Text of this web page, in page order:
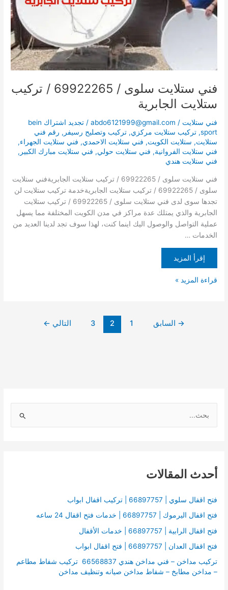
فني ستلايت سلوى / 69922265 / تركيب
ستلايت الجابرية
فني ستلايت /
abdo6121999@gmail.com
/
تجديد اشتراك bein
sport
,تركيب ستلايت مركزي,تركيب وتصليح رسيفر , رقم فني
ستلايت, ستلايت الكويت, فني ستلايت الاحمدي, فني ستلايت الجهراء,
فني ستلايت الفروانية, فني ستلايت حولي, فني ستلايت مبارك الكبير ,
فني ستلايت هندي
فني ستلايت سلوى / 69922265 / تركيب ستلايت الجابريةفني ستلايت
سلوى / 69922265 / تركيب ستلايت الجابريةخدمة تركيب ستلايت لن
تجدها سوى لدى فني ستلايت سلوى / 69922265 / تركيب ستلايت
الجابرية والذي يمتلك عدة مراكز في مدن الكويت المختلفة مما يسهل
عملية التواصل والوصول اليك اينما كنت، لهذا سوف تجد لدينا العديد من
الخدمات …
إقرأ المزيد
تركيب
ستلايت
قراءة المزيد »
→ السابق 1
2
3 التالي ←
ث
ن
:
أحدث المقالات
فتح اقفال سلوي | 66897757 | تركيب اقفال ابواب
فتح اقفال اليرموك | 66897757 | خدمات فتح اقفال 24 ساعه
فتح اقفال الرابية | 66897757 | خدمات الأقفال
فتح اقفال العدان | 66897757 | فتح اقفال ابواب
تركيب مداخن – فني مداخن هندي 66568837 تركيب شفاط مطاعم
– مداخن مطابخ – شفاط مداخن صيانه وتنظيف مداخن